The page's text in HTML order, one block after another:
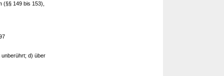
(§§ 149 bis 153),
unberührt; d) über